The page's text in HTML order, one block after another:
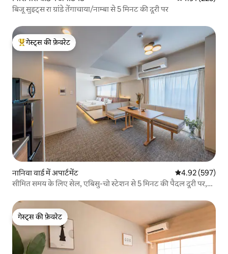
बिजू सुइट्स रा ग्रांडे तेंगाचाया/नाम्बा से 5 मिनट की दूरी पर
गेस्ट्स का टॉप फ़ेवरेट
गेस्ट्स की फ़ेवरेट
नानिवा वार्ड में अपार्टमेंट औसत रेटिंग 5 में से
4.92 (597)
सीमित समय के लिए सेल, एबिसु-चो स्टेशन से 5 मिनट की पैदल दूरी पर,
दोतोनबोरी, USJ, हवाई अड्डा...
गेस्ट्स की फ़ेवरेट
गेस्ट्स की फ़ेवरेट